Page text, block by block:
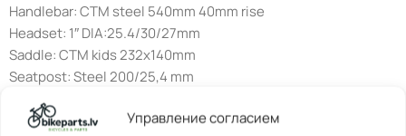
Управление согласием
Handlebar: CTM steel 540mm 40mm rise
Headset: 1″ DIA:25.4/30/27mm
Saddle: CTM kids 232x140mm
Seatpost: Steel 200/25,4 mm
Speeds: 6 speed